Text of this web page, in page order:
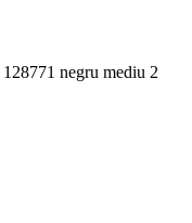
128771 negru mediu 2